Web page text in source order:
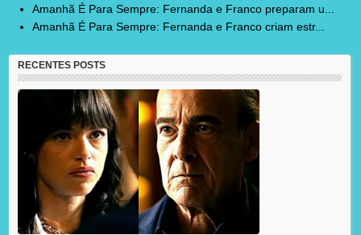
Amanhã É Para Sempre: Fernanda e Franco preparam u...
Amanhã É Para Sempre: Fernanda e Franco criam estr...
RECENTES POSTS